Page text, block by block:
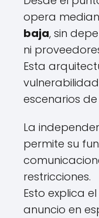
opera
baja, sin
ni
Esta
escenarios de
La
permite su
restricciones.
Esto explica
anuncio en